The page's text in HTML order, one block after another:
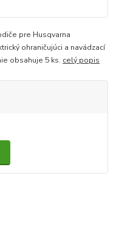
pre Husqvarna
ohraničujúci a navádzací
obsahuje 5 ks. celý popis